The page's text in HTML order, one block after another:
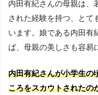
内田有紀さんの母親は、
された経験を持つ、とて
います。娘である内田有
ば、母親の美しさも容易
内田有紀さんが小学生の
ころをスカウトされたの